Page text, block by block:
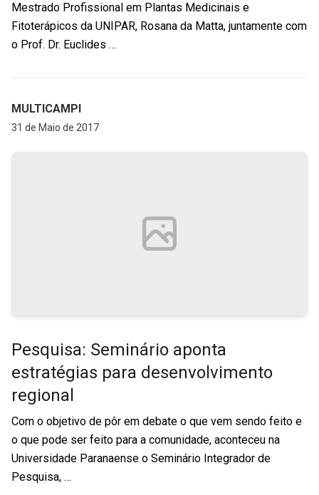
Mestrado Profissional em Plantas Medicinais e
Fitoterápicos da UNIPAR, Rosana da Matta, juntamente com
o Prof. Dr. Euclides …
MULTICAMPI
31 de Maio de 2017
Pesquisa: Seminário aponta
estratégias para desenvolvimento
regional
Com o objetivo de pôr em debate o que vem sendo feito e
o que pode ser feito para a comunidade, aconteceu na
Universidade Paranaense o Seminário Integrador de
Pesquisa, …